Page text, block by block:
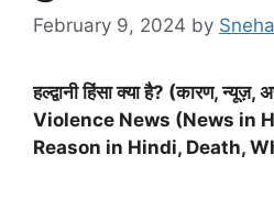
February 9, 2024 by
हल्द्वानी हिंसा क्या है? (कारण,
Violence News (News in
Reason in Hindi, Death,